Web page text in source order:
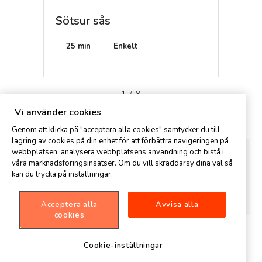
Sötsur sås
25 min Enkelt
1 / 8
Kommentar
Vi använder cookies
Genom att klicka på "acceptera alla cookies" samtycker du till
lagring av cookies på din enhet för att förbättra navigeringen på
webbplatsen, analysera webbplatsens användning och bistå i
våra marknadsföringsinsatser. Om du vill skräddarsy dina val så
kan du trycka på inställningar.
Acceptera alla
cookies
Avvisa alla
Cookie-inställningar